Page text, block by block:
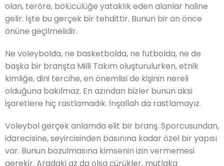
olan, teröre, bölücülüğe yataklık eden alanlar haline
gelir. İşte bu gerçek bir tehdittir. Bunun bir an önce
önüne geçilmelidir.
Ne voleybolda, ne basketbolda, ne futbolda, ne de
başka bir branşta Milli Takım oluşturulurken, etnik
kimliğe, dini tercihe, en önemlisi de kişinin nereli
olduğuna bakılmaz. En azından bizler bunun aksi
işaretlere hiç rastlamadık. İnşallah da rastlamayız.
Voleybol gerçek anlamda elit bir branş. Sporcusundan,
idarecisine, seyircisinden basınına kadar özel bir yapısı
var. Bunun bozulmasına kimsenin izin vermemesi
gerekir. Aradaki az da olsa çürükler, mutlaka